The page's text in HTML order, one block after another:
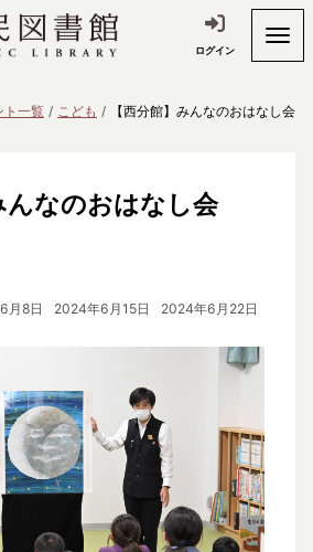
ログイン
ト一覧 こども 【西分館】みんなのおはなし会
んなのおはなし会
月8日 2024年6月15日
2024年6月22日